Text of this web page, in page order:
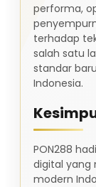
performa,
terhadap
salah satu
standar
Indonesia.
PON288
digital yang
modern